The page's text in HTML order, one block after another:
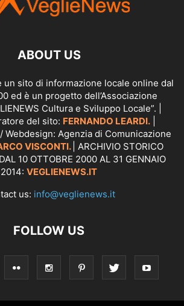
ABOUT US
un sito di informazione locale online dal
ed è un progetto dell’Associazione
Cultura e Sviluppo Locale”. |
del sito: FERNANDO LEARDI.
Webdesign: Agenzia di Comunicazione
VISCONTI. | ARCHIVIO STORICO
10 OTTOBRE 2000 AL 31 GENNAIO
2014: VEGLIENEWS.IT
us: info@veglienews.it
FOLLOW US